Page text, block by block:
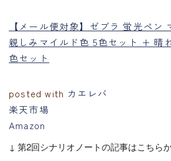
【メール便対象】ゼブラ 蛍光ペン
親しみマイルド色 5色セット + 晴
色セット
posted with カエレバ
楽天市場
Amazon
↓ 第2回シナリオノートの記事はこちら